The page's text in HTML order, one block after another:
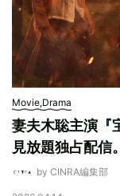
Movie,Drama
妻夫木聡主演『
見放題独占配信
by CINRA編集部